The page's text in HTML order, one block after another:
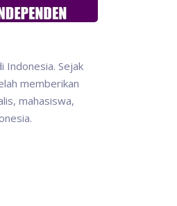
Indonesia. Sejak
memberikan
mahasiswa,